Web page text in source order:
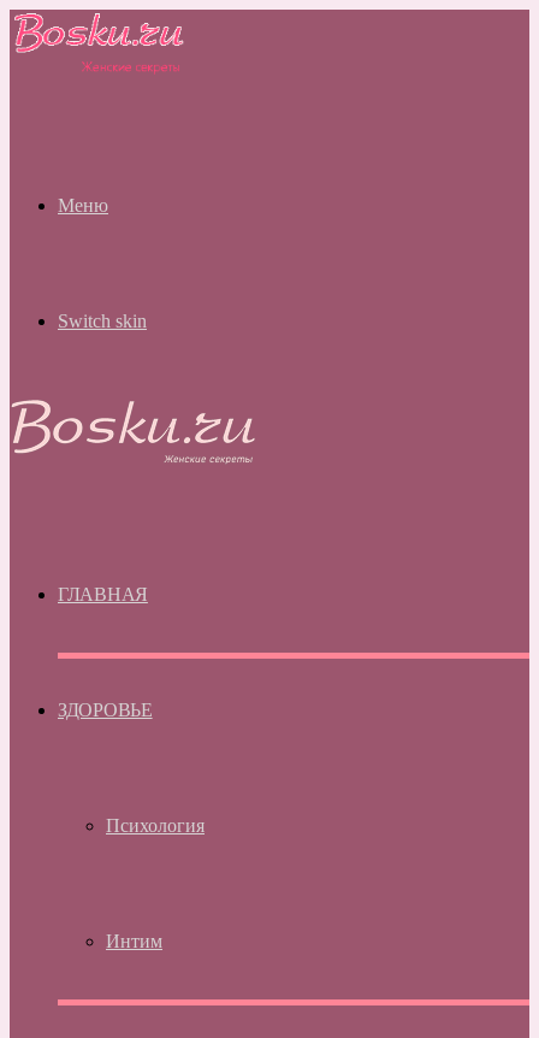
Меню
Switch skin
ГЛАВНАЯ
ЗДОРОВЬЕ
Психология
Интим